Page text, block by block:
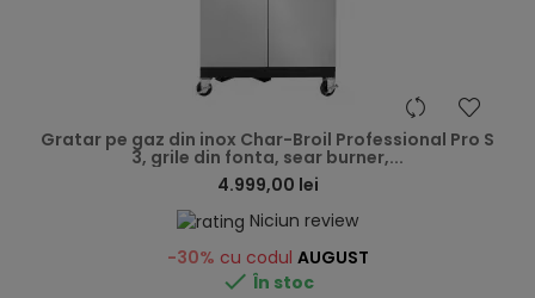
Gratar pe gaz din inox Char-Broil Professional Pro S
3, grile din fonta, sear burner,...
4.999,00 lei
Niciun review
-30% cu codul AUGUST
 În stoc